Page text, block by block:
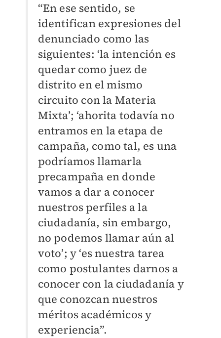
“En ese sentido, se
identifican expresiones del
denunciado como las
siguientes: ‘la intención es
quedar como juez de
distrito en el mismo
circuito con la Materia
Mixta’; ‘ahorita todavía no
entramos en la etapa de
campaña, como tal, es una
podríamos llamarla
precampaña en donde
vamos a dar a conocer
nuestros perfiles a la
ciudadanía, sin embargo,
no podemos llamar aún al
voto’; y ‘es nuestra tarea
como postulantes darnos a
conocer con la ciudadanía y
que conozcan nuestros
méritos académicos y
experiencia”.